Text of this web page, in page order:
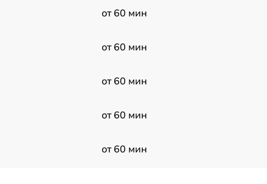
от 60 мин
от 60 мин
от 60 мин
от 60 мин
от 60 мин